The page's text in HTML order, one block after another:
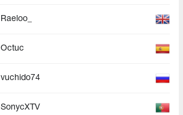
Raeloo_
Octuc
vuchido74
SonycXTV